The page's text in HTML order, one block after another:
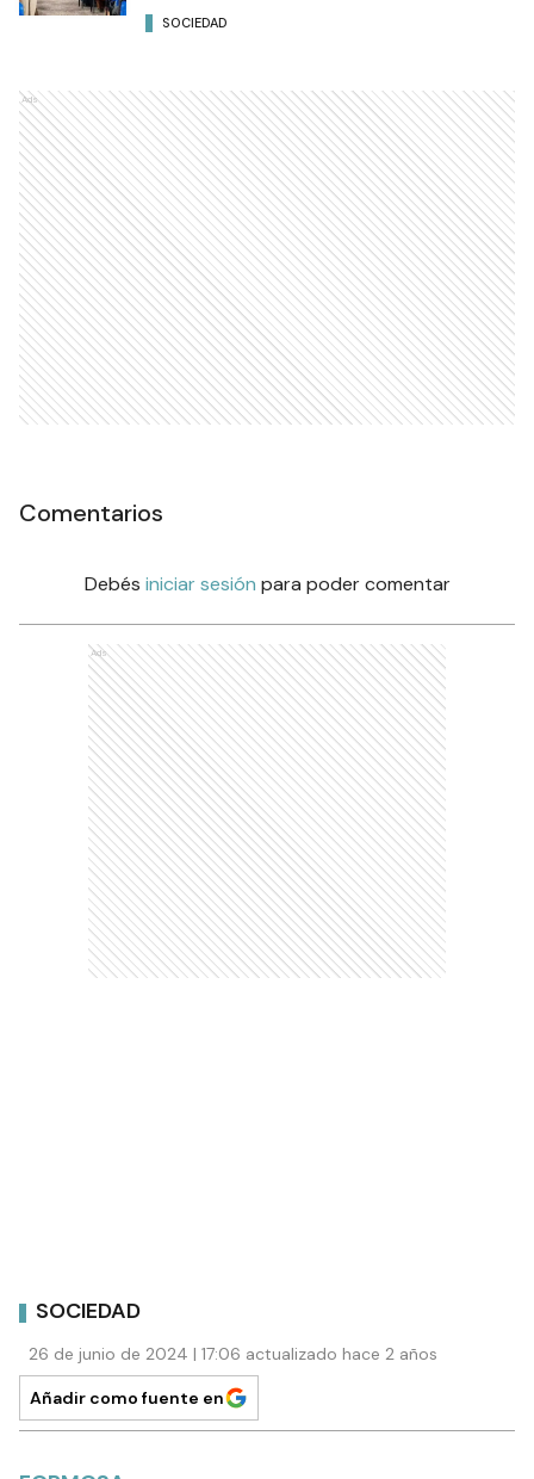
SOCIEDAD
Ads
Comentarios
Debés iniciar sesión para poder comentar
Ads
SOCIEDAD
26 de junio de 2024 | 17:06 actualizado hace 2 años
Añadir como fuente en